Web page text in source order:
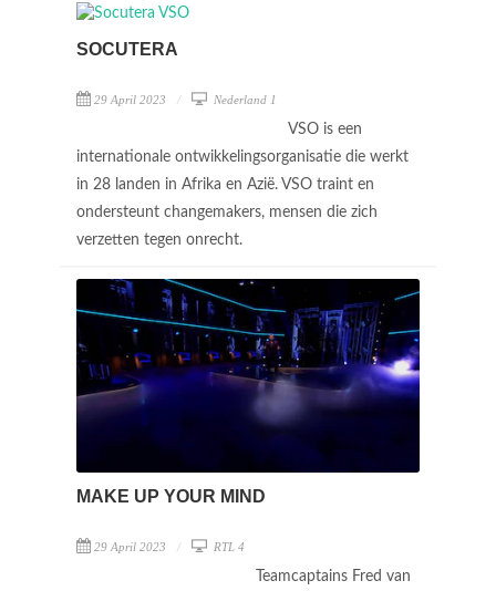
SOCUTERA
29 April 2023 Nederland 1
VSO is een
internationale ontwikkelingsorganisatie die werkt
in 28 landen in Afrika en Azië. VSO traint en
ondersteunt changemakers, mensen die zich
verzetten tegen onrecht.
MAKE UP YOUR MIND
29 April 2023 RTL 4
Teamcaptains Fred van